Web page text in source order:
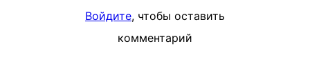
Войдите, чтобы оставить
комментарий